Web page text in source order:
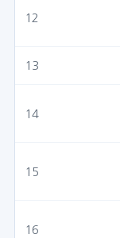
12
13
14
15
16